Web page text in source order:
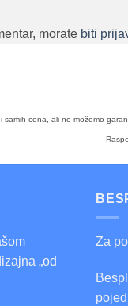
morate biti
cena, ali ne možemo
„od
Za